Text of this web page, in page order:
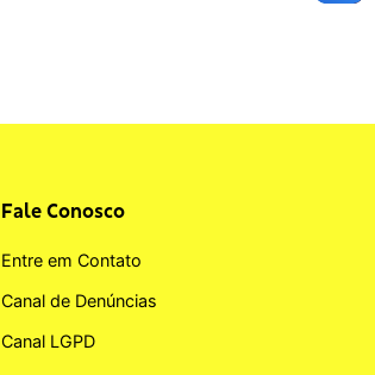
Fale Conosco
Entre em Contato
Canal de Denúncias
Canal LGPD